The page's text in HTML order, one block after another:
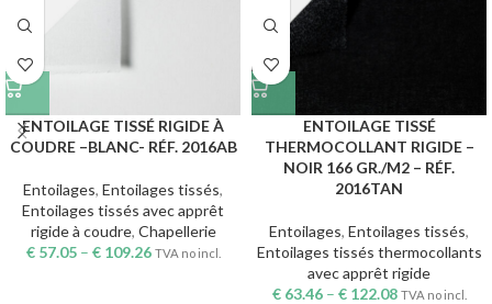
ENTOILAGE TISSÉ RIGIDE À
COUDRE –BLANC- RÉF. 2016AB
Entoilages, Entoilages tissés,
Entoilages tissés avec apprêt
rigide à coudre, Chapellerie
€57.05– €109.26 TVA no incl.
ENTOILAGE TISSÉ
THERMOCOLLANT RIGIDE –
NOIR 166 GR./M2 – RÉF.
2016TAN
Entoilages, Entoilages tissés,
Entoilages tissés thermocollants
avec apprêt rigide
€63.46– €122.08 TVA no incl.